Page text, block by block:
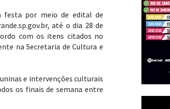
festa por meio de edital de
até o dia 28 de
com os itens citados no
na Secretaria de Cultura e
e intervenções culturais
os finais de semana entre